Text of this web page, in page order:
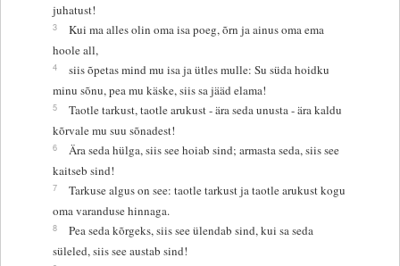
juhatust!
3
Kui ma alles olin oma isa poeg, õrn ja ainus oma ema
hoole all,
4
siis õpetas mind mu isa ja ütles mulle: Su süda hoidku
minu sõnu, pea mu käske, siis sa jääd elama!
5
Taotle tarkust, taotle arukust - ära seda unusta - ära kaldu
kõrvale mu suu sõnadest!
6
Ära seda hülga, siis see hoiab sind; armasta seda, siis see
kaitseb sind!
7
Tarkuse algus on see: taotle tarkust ja taotle arukust kogu
oma varanduse hinnaga.
8
Pea seda kõrgeks, siis see ülendab sind, kui sa seda
süleled, siis see austab sind!